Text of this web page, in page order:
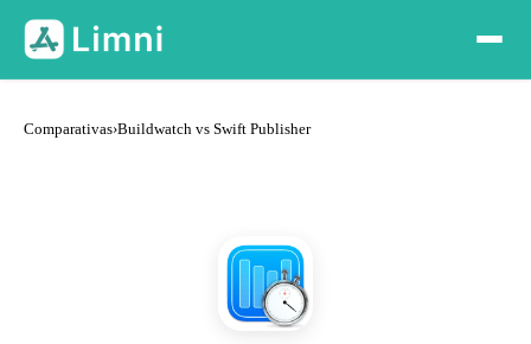
Comparativas›Buildwatch vs Swift Publisher